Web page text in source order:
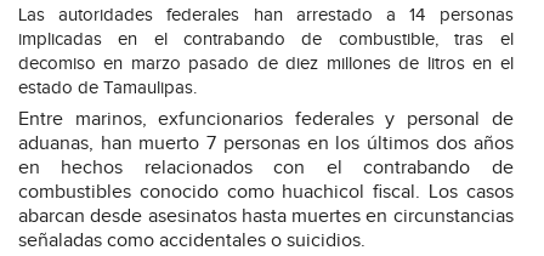
Las autoridades federales han arrestado a 14 personas
implicadas en el contrabando de combustible, tras el
decomiso en marzo pasado de diez millones de litros en el
estado de Tamaulipas.
Entre marinos, exfuncionarios federales y personal de
aduanas, han muerto 7 personas en los últimos dos años
en hechos relacionados con el contrabando de
combustibles conocido como huachicol fiscal. Los casos
abarcan desde asesinatos hasta muertes en circunstancias
señaladas como accidentales o suicidios.